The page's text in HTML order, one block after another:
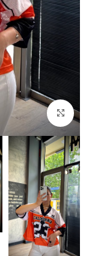
بزرگنمایی تصویر